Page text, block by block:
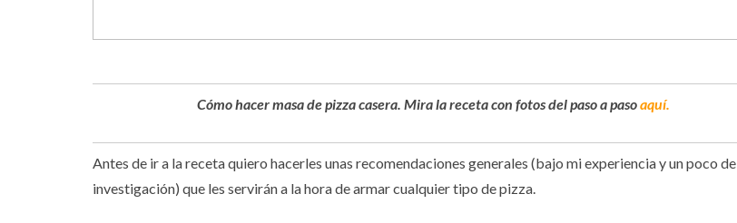
Cómo hacer masa de pizza casera. Mira la receta con fotos del paso a pasoaquí.
Antes de ir a la receta quiero hacerles unas recomendaciones generales (bajo mi experiencia y un poco de
investigación) que les servirán a la hora de armar cualquier tipo de pizza.